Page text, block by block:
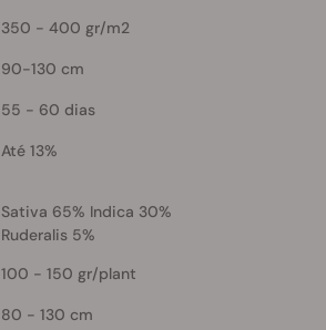
350 - 400 gr/m2
90-130 cm
55 - 60 dias
Até 13%
Sativa 65% Indica 30%
Ruderalis 5%
100 - 150 gr/plant
80 - 130 cm